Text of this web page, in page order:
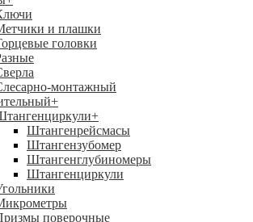
и плашки
головки
монтажный
+
+
Штангенрейсмасы
Штангензубомер
Штангенглубиномеры
Штангенциркули
поверочные